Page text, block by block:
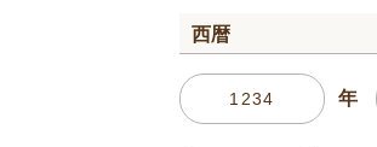
西暦
年